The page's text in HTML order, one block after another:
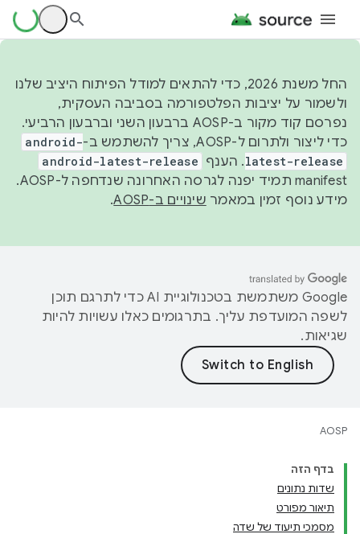
החל משנת 2026, כדי להתאים למודל הפיתוח היציב שלנו
ולשמור על יציבות הפלטפורמה בסביבה העסקית,
נפרסם קוד מקור ב-AOSP ברבעון השני וברבעון הרביעי.
כדי ליצור ולתרום ל-AOSP, צריך להשתמש ב-
android-
latest-release. הענף android-latest-release
manifest תמיד יפנה לגרסה האחרונה שנדחפה ל-AOSP.
מידע נוסף זמין במאמר שינויים ב-AOSP .
‫Google משתמשת בטכנולוגיית AI כדי לתרגם תוכן
לשפה המועדפת עליך. בתרגומים כאלו עשויות להיות
שגיאות.
AOSP
בדף הזה
שדות נתונים
תיאור מפורט
מסמכי תיעוד של שדה